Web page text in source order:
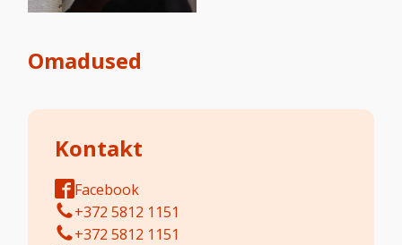
Omadused
Kontakt
Facebook
+372 5812 1151
+372 5812 1151